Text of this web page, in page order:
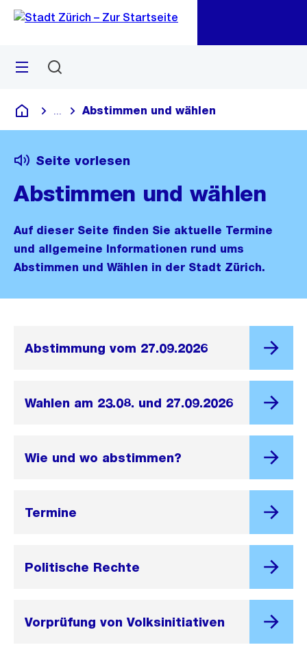
Navigation
Sprunglink
Menü
Deutsch
Blende alle Breadcrumbs ein
Abstimmen und wählen
Seite vorlesen
Abstimmen und wählen
Auf dieser Seite finden Sie aktuelle Termine
und allgemeine Informationen rund ums
Abstimmen und Wählen in der Stadt Zürich.
Abstimmung vom 27.09.2026
Wahlen am 23.08. und 27.09.2026
Wie und wo abstimmen?
Termine
Politische Rechte
Vorprüfung von Volksinitiativen